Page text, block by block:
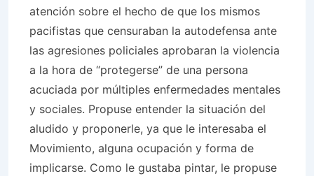
atención sobre el hecho de que los mismos
pacifistas que censuraban la autodefensa ante
las agresiones policiales aprobaran la violencia
a la hora de “protegerse” de una persona
acuciada por múltiples enfermedades mentales
y sociales. Propuse entender la situación del
aludido y proponerle, ya que le interesaba el
Movimiento, alguna ocupación y forma de
implicarse. Como le gustaba pintar, le propuse